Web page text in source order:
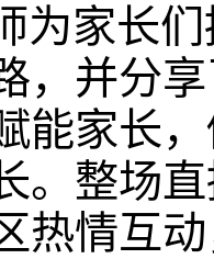
为家长
，并分
能家长
。整场
热情互